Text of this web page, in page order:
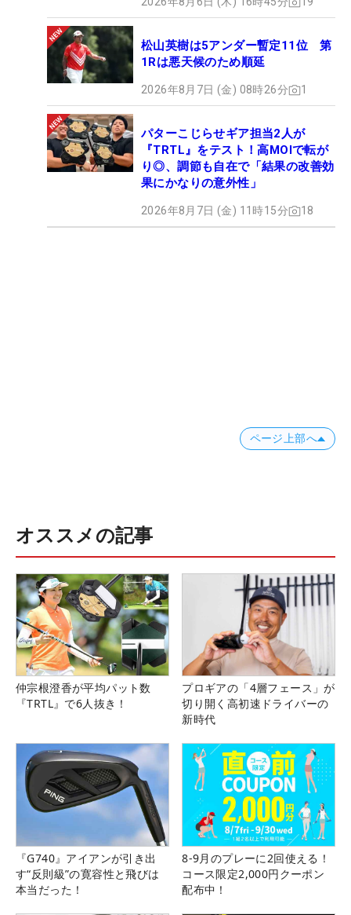
松山英樹は5アンダー暫定11位 第
1Rは悪天候のため順延
2026年8月7日 (金) 08時26分 1
パターこじらせギア担当2人が
『TRTL』をテスト！高MOIで転が
り◎、調節も自在で「結果の改善効
果にかなりの意外性」
2026年8月7日 (金) 11時15分 18
ページ上部へ
オススメの記事
仲宗根澄香が平均パット数
『TRTL』で6人抜き！
プロギアの「4層フェース」が
切り開く高初速ドライバーの
新時代
『G740』アイアンが引き出
す“反則級”の寛容性と飛びは
本当だった！
8-9月のプレーに2回使える！
コース限定2,000円クーポン
配布中！